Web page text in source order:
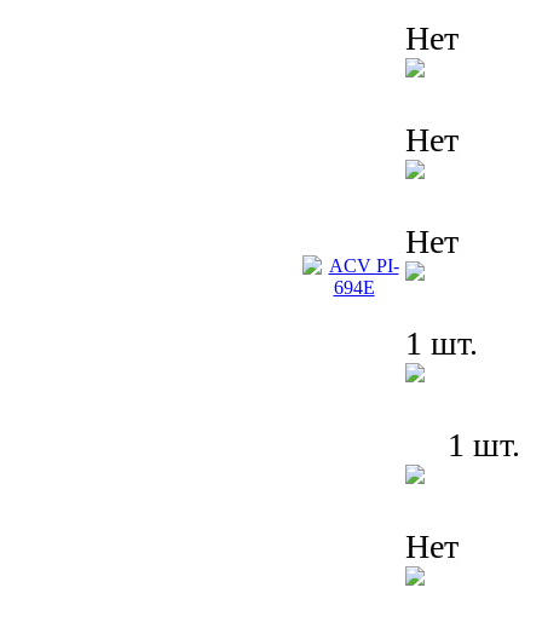
Нет
Нет
Нет
1 шт.
1 шт.
Нет